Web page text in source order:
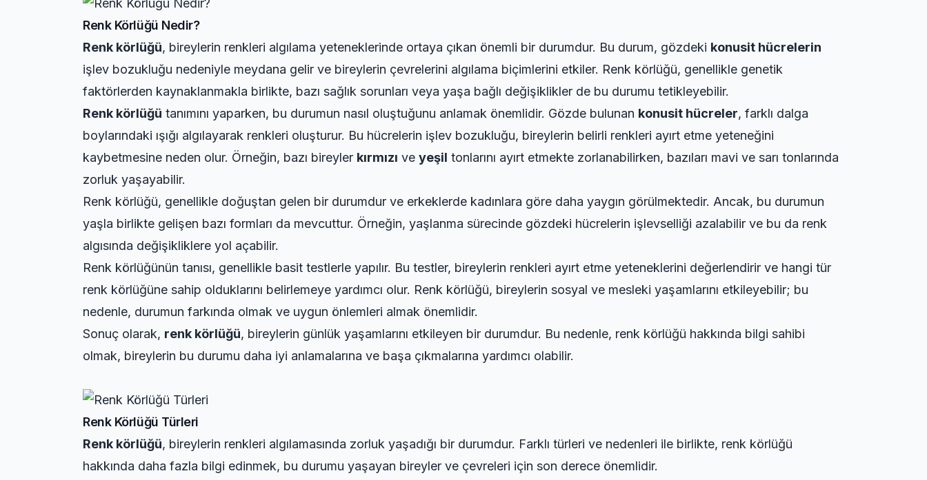
Renk Körlüğü Nedir?
Renk körlüğü, bireylerin renkleri algılama yeteneklerinde ortaya çıkan önemli bir durumdur. Bu durum, gözdeki konusit hücrelerin
işlev bozukluğu nedeniyle meydana gelir ve bireylerin çevrelerini algılama biçimlerini etkiler. Renk körlüğü, genellikle genetik
faktörlerden kaynaklanmakla birlikte, bazı sağlık sorunları veya yaşa bağlı değişiklikler de bu durumu tetikleyebilir.
Renk körlüğü tanımını yaparken, bu durumun nasıl oluştuğunu anlamak önemlidir. Gözde bulunan konusit hücreler, farklı dalga
boylarındaki ışığı algılayarak renkleri oluşturur. Bu hücrelerin işlev bozukluğu, bireylerin belirli renkleri ayırt etme yeteneğini
kaybetmesine neden olur. Örneğin, bazı bireyler kırmızı ve yeşil tonlarını ayırt etmekte zorlanabilirken, bazıları mavi ve sarı tonlarında
zorluk yaşayabilir.
Renk körlüğü, genellikle doğuştan gelen bir durumdur ve erkeklerde kadınlara göre daha yaygın görülmektedir. Ancak, bu durumun
yaşla birlikte gelişen bazı formları da mevcuttur. Örneğin, yaşlanma sürecinde gözdeki hücrelerin işlevselliği azalabilir ve bu da renk
algısında değişikliklere yol açabilir.
Renk körlüğünün tanısı, genellikle basit testlerle yapılır. Bu testler, bireylerin renkleri ayırt etme yeteneklerini değerlendirir ve hangi tür
renk körlüğüne sahip olduklarını belirlemeye yardımcı olur. Renk körlüğü, bireylerin sosyal ve mesleki yaşamlarını etkileyebilir; bu
nedenle, durumun farkında olmak ve uygun önlemleri almak önemlidir.
Sonuç olarak, renk körlüğü, bireylerin günlük yaşamlarını etkileyen bir durumdur. Bu nedenle, renk körlüğü hakkında bilgi sahibi
olmak, bireylerin bu durumu daha iyi anlamalarına ve başa çıkmalarına yardımcı olabilir.
Renk Körlüğü Türleri
Renk körlüğü, bireylerin renkleri algılamasında zorluk yaşadığı bir durumdur. Farklı türleri ve nedenleri ile birlikte, renk körlüğü
hakkında daha fazla bilgi edinmek, bu durumu yaşayan bireyler ve çevreleri için son derece önemlidir.